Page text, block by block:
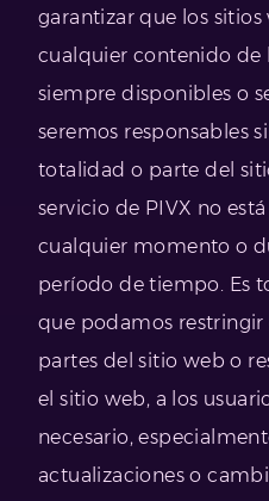
garantizar que los sitios
cualquier contenido de
siempre disponibles o
seremos responsables
totalidad o parte del
servicio de PIVX no
cualquier momento o
período de tiempo. Es
que podamos restringir
partes del sitio web o
el sitio web, a los
necesario,
actualizaciones o